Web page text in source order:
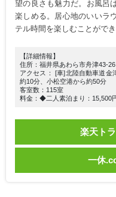
望の良さも魅力だ。お風呂
楽しめる。居心地のいいラ
テル時間を楽しむことができ
【詳細情報】
住所：福井県あわら市舟津43-26
アクセス： [車]北陸自動車道金
約10分、小松空港から約50分
客室数：115室
料金：◆二人素泊まり：15,500
楽天ト
一休